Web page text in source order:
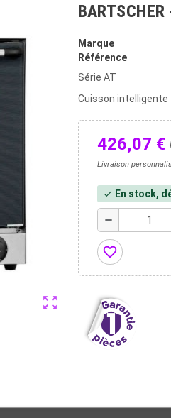
zoom_out_map
Marque
Référence
Série AT
Cuisson intelligente
426,07 €
Livraison
check En stock,
remove
favorite_border